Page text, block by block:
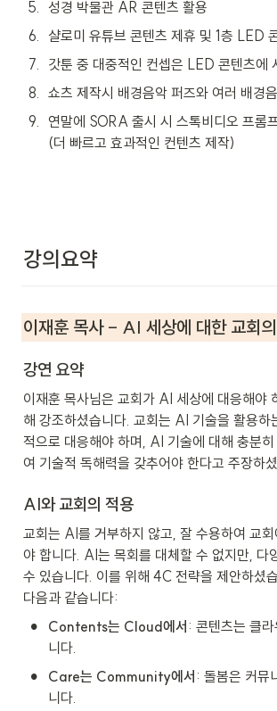
5. 성경 박물관 AR 콘텐츠 활용
6. 샬로미 유튜브 콘텐츠 제휴 및 1층 LED
7. 갓툰 중 대중적인 컨셉은 LED 콘텐츠에
8. 쇼츠 제작시 배경음악 퍼즈와 여러 배경
9. 연말에 SORA 출시 시 스톡비디오 프롬
(더 빠르고 효과적인 컨텐츠 제작)
강의요약
이재훈 목사 - AI 세상에 대한 교회
강연 요약
이재훈 목사님은 교회가 AI 세상에 대응해야
해 강조하셨습니다. 교회는 AI 기술을 활용하
적으로 대응해야 하며, AI 기술에 대해 충분
여 기술적 독해력을 갖추어야 한다고 주장하
AI와 교회의 적용
교회는 AI를 거부하지 않고, 잘 수용하여 교
야 합니다. AI는 목회를 대체할 수 없지만, 다
수 있습니다. 이를 위해 4C 전략을 제안하셨
다음과 같습니다:
• Contents는 Cloud에서 : 콘텐츠는 클
니다.
• Care는 Community에서 : 돌봄은 커뮤
니다.